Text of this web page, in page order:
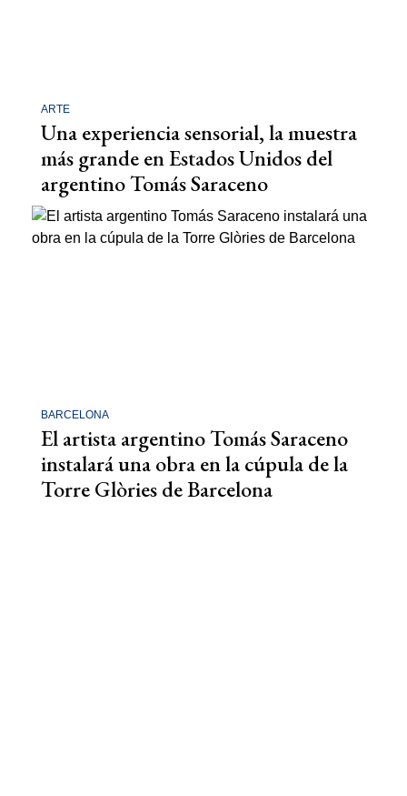
ARTE
Una experiencia sensorial, la muestra
más grande en Estados Unidos del
argentino Tomás Saraceno
BARCELONA
El artista argentino Tomás Saraceno
instalará una obra en la cúpula de la
Torre Glòries de Barcelona